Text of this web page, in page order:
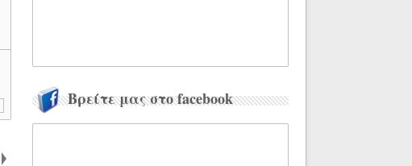
Βρείτε μας στο facebook